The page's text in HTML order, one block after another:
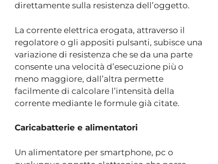
direttamente sulla resistenza dell’oggetto.
La corrente elettrica erogata, attraverso il
regolatore o gli appositi pulsanti, subisce una
variazione di resistenza che se da una parte
consente una velocità d’esecuzione più o
meno maggiore, dall’altra permette
facilmente di calcolare l’intensità della
corrente mediante le formule già citate.
Caricabatterie e alimentatori
Un alimentatore per smartphone, pc o